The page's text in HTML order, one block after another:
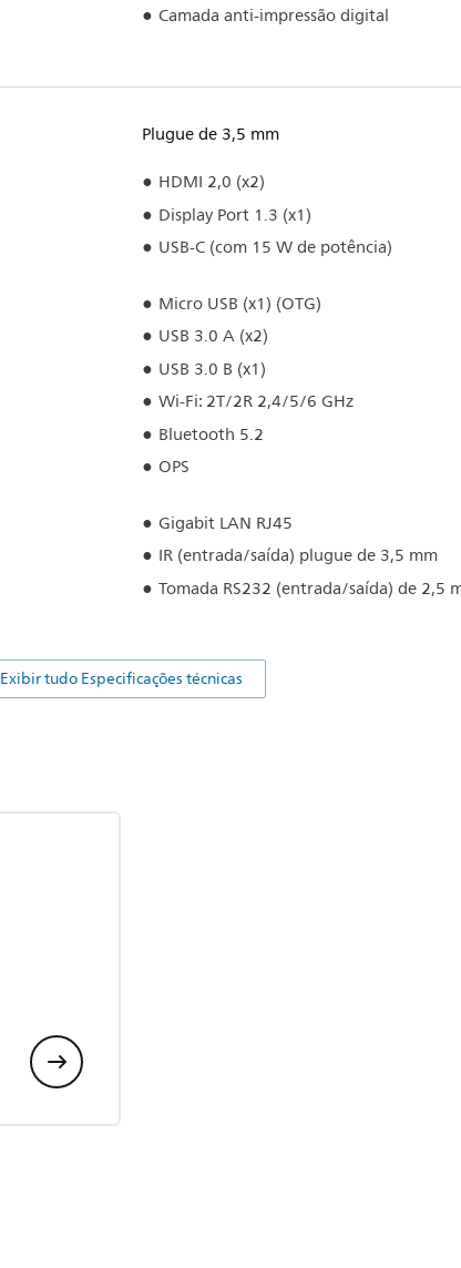
Camada anti-impressão digital
Plugue de 3,5 mm
HDMI 2,0 (x2)
Display Port 1.3 (x1)
USB-C (com 15 W de potência)
Micro USB (x1) (OTG)
USB 3.0 A (x2)
USB 3.0 B (x1)
Wi-Fi: 2T/2R 2,4/5/6 GHz
Bluetooth 5.2
OPS
Gigabit LAN RJ45
IR (entrada/saída) plugue de 3,5 mm
Tomada RS232 (entrada/saída) de 2,5
Exibir tudo Especificações técnicas